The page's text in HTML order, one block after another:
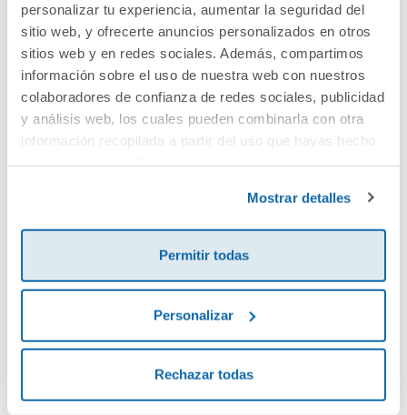
personalizar tu experiencia, aumentar la seguridad del
sitio web, y ofrecerte anuncios personalizados en otros
sitios web y en redes sociales. Además, compartimos
información sobre el uso de nuestra web con nuestros
colaboradores de confianza de redes sociales, publicidad
y análisis web, los cuales pueden combinarla con otra
información recopilada a partir del uso que hayas hecho
Mostrar detalles
Permitir todas
Personalizar
Rechazar todas
Cuéntanos tu opinión
¡Sé el primero en valorar este producto!
Envía tu opinión